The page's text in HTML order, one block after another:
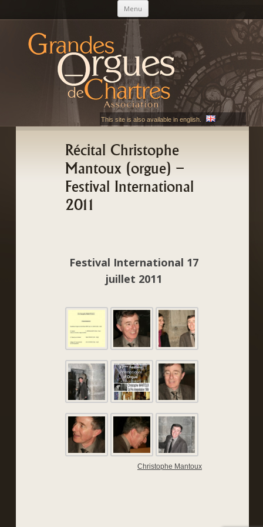
Menu Aller au contenu principal
AGOC
Les Grandes Orgues de Chartres
This site is also available in english.
Récital Christophe
Mantoux (orgue) –
Festival International
2011
Festival International 17
juillet 2011
Christophe Mantoux